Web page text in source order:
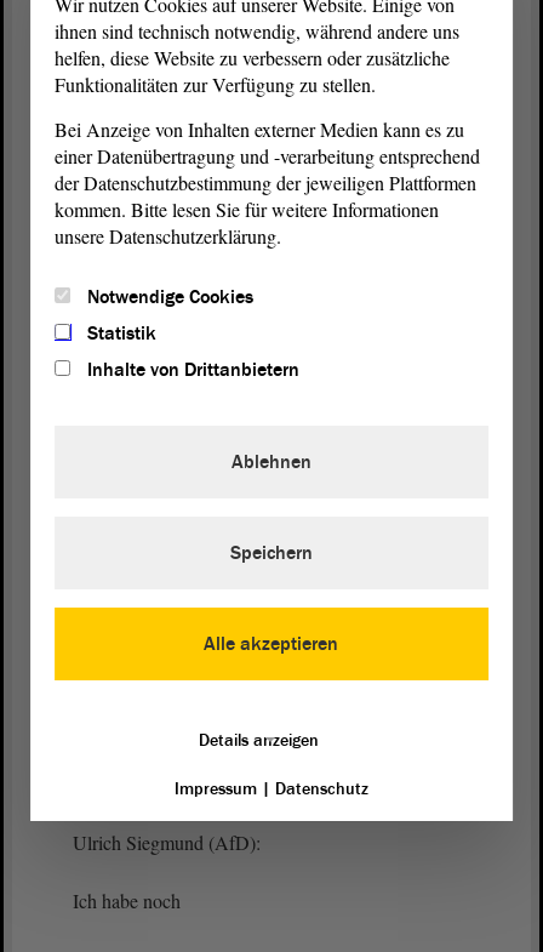
Fraktion , die sich heute hier hinstellt und sagt: Wir
thematisieren das durch DIE LINKE.
Sie haben es aktiv mit blockiert, dass wir hier schon
vor vielen Jahren eine Verbesserung hätten
herbeiführen können, Herr Lange. Wenn ich Sie
Lage, sich einer inhaltlichen
nicht um eine Lösung geht, dass es Ihnen gar nicht
um die Versorgung geht, dass es Ihnen nicht um die
Das ist sehr, sehr schade. Wir reichen hier jeder
Versorgung ist ein Thema
Ulrich Siegmund (AfD):
Ich habe noch
ihnen sind technisch notwendig, während andere uns
helfen, diese Website zu verbessern oder zusätzliche
Funktionalitäten zur Verfügung zu stellen.
Bei Anzeige von Inhalten externer Medien kann es zu
einer Datenübertragung und -verarbeitung entsprechend
der Datenschutzbestimmung der jeweiligen Plattformen
kommen. Bitte lesen Sie für weitere Informationen
unsere Datenschutzerklärung.
Notwendige Cookies
Statistik
Inhalte von Drittanbietern
Alle akzeptieren
Ablehnen
Speichern
Details anzeigen
Impressum| Datenschutz